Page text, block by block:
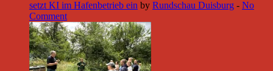
setzt KI im Hafenbetrieb ein by Rundschau Duisburg - No
Comment